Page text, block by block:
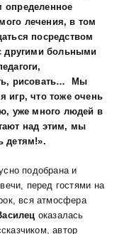
определенное
лечения, в том
посредством
другими больными
рисовать… Мы
игр, что тоже очень
уже много людей в
над этим, мы
детям!».
подобрана и
перед гостями на
вся атмосфера
оказалась
автор